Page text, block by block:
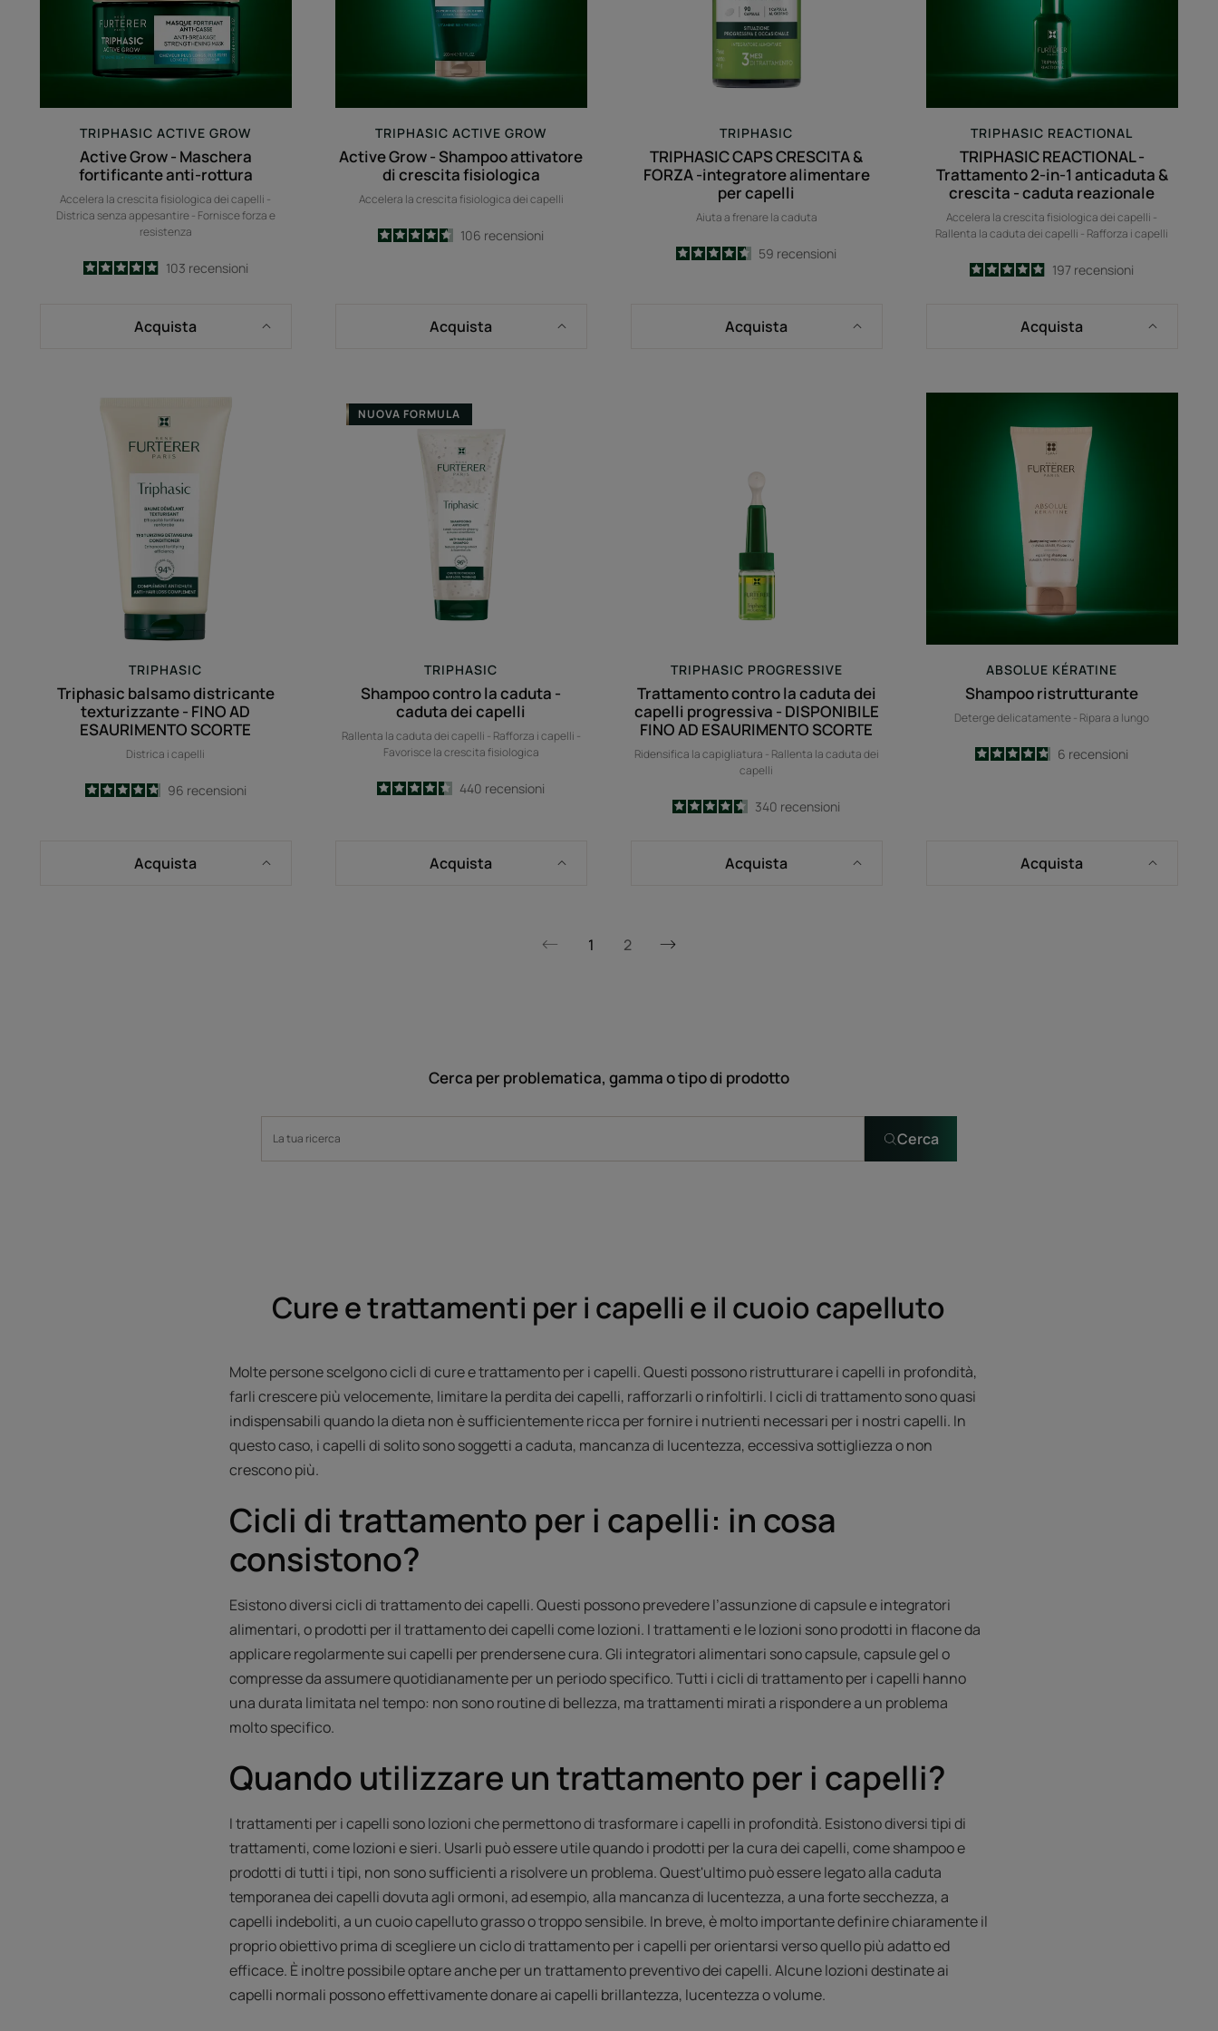
TRIPHASIC ACTIVE GROW
Active Grow - Maschera
fortificante anti-rottura
Accelera la crescita fisiologica dei capelli -
Districa senza appesantire - Fornisce forza e
resistenza
4.9
/5
103 recensioni
Acquista
fisiologica
TRIPHASIC ACTIVE GROW
Active Grow - Shampoo attivatore
di crescita fisiologica
Accelera la crescita fisiologica dei capelli
4.6
/5
106 recensioni
Acquista
alimentare
per
capelli
TRIPHASIC
TRIPHASIC CAPS CRESCITA &
FORZA -integratore alimentare
per capelli
Aiuta a frenare la caduta
4.6
/
5
59 recensioni
Acquista
anticaduta
&
crescita
-
caduta
reazionale
TRIPHASIC REACTIONAL
TRIPHASIC REACTIONAL -
Trattamento 2-in-1 anticaduta &
crescita - caduta reazionale
Accelera la crescita fisiologica dei capelli -
Rallenta la caduta dei capelli - Rafforza i capelli
4.9
/5
197 recensioni
Acquista
Triphasic
balsamo
districante
texturizzante
-
FINO
AD
ESAURIMENTO
SCORTE
TRIPHASIC
Triphasic balsamo districante
texturizzante - FINO AD
ESAURIMENTO SCORTE
Districa i capelli
4.8
/5
96 recensioni
Acquista
Shampoo
contro
la
caduta
-
caduta
dei
capelli
NUOVA FORMULA
TRIPHASIC
Shampoo contro la caduta -
caduta dei capelli
Rallenta la caduta dei capelli - Rafforza i capelli -
Favorisce la crescita fisiologica
4.4
/
5
440 recensioni
Acquista
caduta
capelli
progressiva
DISPONIBILE
FINO
AD
SCORTE
TRIPHASIC PROGRESSIVE
Trattamento contro la caduta dei
capelli progressiva - DISPONIBILE
FINO AD ESAURIMENTO SCORTE
Ridensifica la capigliatura - Rallenta la caduta dei
capelli
4.6
/
5
340 recensioni
Acquista
ristrutturante
ABSOLUE KÉRATINE
Shampoo ristrutturante
Deterge delicatamente - Ripara a lungo
4.8
/
5
6 recensioni
Acquista
Pagina
1 2
Pagina
Cerca per problematica, gamma o tipo di prodotto
Cerca
Cure e trattamenti per i capelli e il cuoio capelluto
Molte persone scelgono cicli di cure e trattamento per i capelli. Questi possono ristrutturare i capelli in profondità,
farli crescere più velocemente, limitare la perdita dei capelli, rafforzarli o rinfoltirli. I cicli di trattamento sono quasi
indispensabili quando la dieta non è sufficientemente ricca per fornire i nutrienti necessari per i nostri capelli. In
questo caso, i capelli di solito sono soggetti a caduta, mancanza di lucentezza, eccessiva sottigliezza o non
crescono più.
Cicli di trattamento per i capelli: in cosa
consistono?
Esistono diversi cicli di trattamento dei capelli. Questi possono prevedere l’assunzione di capsule e integratori
alimentari, o prodotti per il trattamento dei capelli come lozioni. I trattamenti e le lozioni sono prodotti in flacone da
applicare regolarmente sui capelli per prendersene cura. Gli integratori alimentari sono capsule, capsule gel o
compresse da assumere quotidianamente per un periodo specifico. Tutti i cicli di trattamento per i capelli hanno
una durata limitata nel tempo: non sono routine di bellezza, ma trattamenti mirati a rispondere a un problema
molto specifico.
Quando utilizzare un trattamento per i capelli?
I trattamenti per i capelli sono lozioni che permettono di trasformare i capelli in profondità. Esistono diversi tipi di
trattamenti, come lozioni e sieri. Usarli può essere utile quando i prodotti per la cura dei capelli, come shampoo e
prodotti di tutti i tipi, non sono sufficienti a risolvere un problema. Quest'ultimo può essere legato alla caduta
temporanea dei capelli dovuta agli ormoni, ad esempio, alla mancanza di lucentezza, a una forte secchezza, a
capelli indeboliti, a un cuoio capelluto grasso o troppo sensibile. In breve, è molto importante definire chiaramente il
proprio obiettivo prima di scegliere un ciclo di trattamento per i capelli per orientarsi verso quello più adatto ed
efficace. È inoltre possibile optare anche per un trattamento preventivo dei capelli. Alcune lozioni destinate ai
capelli normali possono effettivamente donare ai capelli brillantezza, lucentezza o volume.